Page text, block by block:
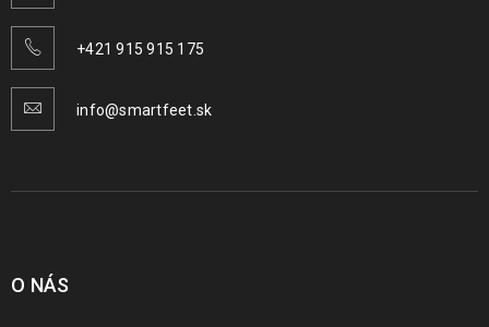
+421 915 915 175
info@smartfeet.sk
O NÁS